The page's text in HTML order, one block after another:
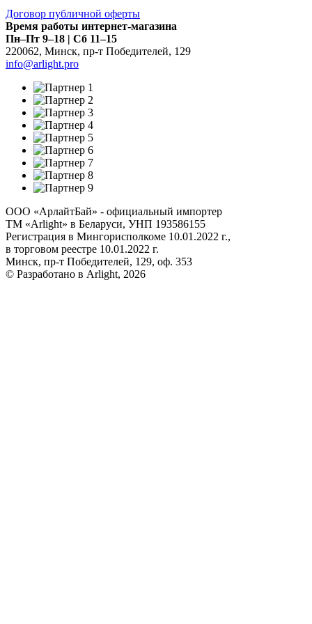
Договор публичной оферты
Время работы интернет-магазина
Пн–Пт 9–18 | Сб 11–15
220062, Минск, пр-т Победителей, 129
info@arlight.pro
ООО «АрлайтБай» - официальный импортер
ТМ «Arlight» в Беларуси, УНП 193586155
Регистрация в Мингорисполкоме 10.01.2022 г.,
в торговом реестре 10.01.2022 г.
Минск, пр-т Победителей, 129, оф. 353
© Разработано в Arlight, 2026